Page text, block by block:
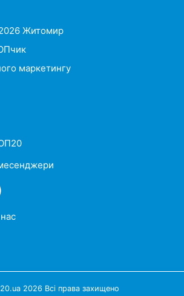
Житомир
маркетингу
2026 Всі права захищено